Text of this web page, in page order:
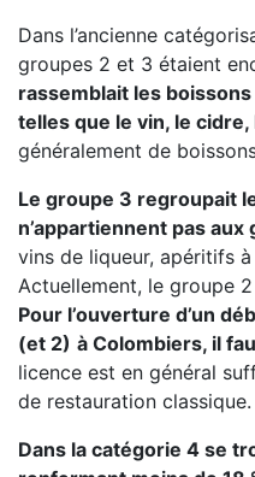
Dans l’ancienne
groupes 2 et 3 étaient
rassemblait les
telles que le vin, le cidre,
généralement de
Le groupe 3 regroupait
n’appartiennent pas aux
vins de liqueur, apéritifs
Actuellement, le groupe
Pour l’ouverture d’un
(et 2) à Colombiers, il
licence est en général
de restauration classique.
Dans la catégorie 4 se